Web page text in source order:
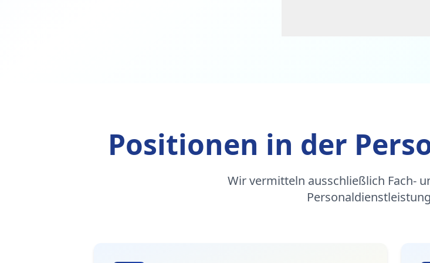
Positionen in der
Wir vermitteln ausschließlich Fach-